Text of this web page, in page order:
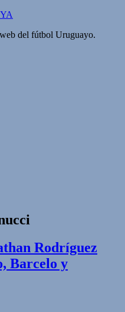
del fútbol Uruguayo.
Rodríguez
Barcelo y